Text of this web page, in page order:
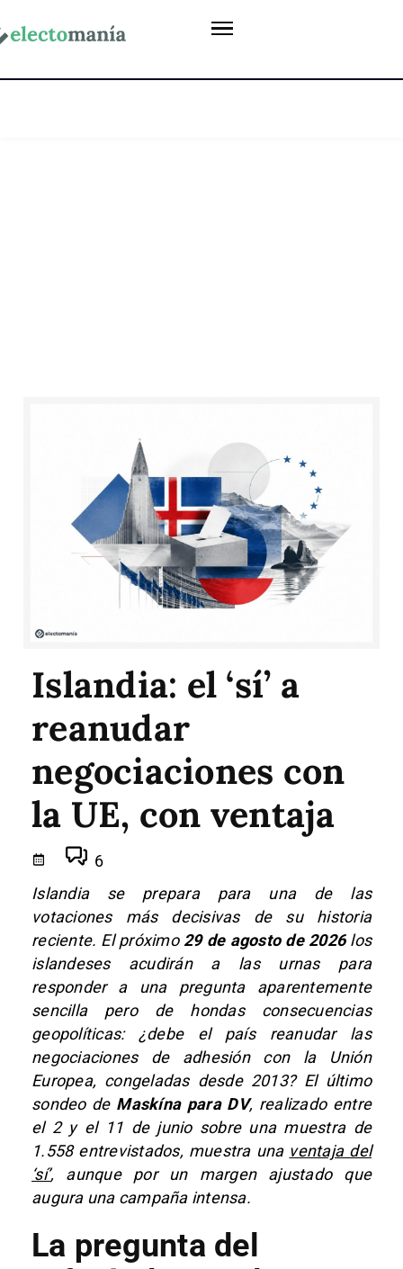
Islandia: el ‘sí’ a
reanudar
negociaciones con
la UE, con ventaja
6
Islandia se prepara para una de las
votaciones más decisivas de su historia
reciente. El próximo 29 de agosto de 2026los
islandeses acudirán a las urnas para
responder a una pregunta aparentemente
sencilla pero de hondas consecuencias
geopolíticas: ¿debe el país reanudar las
negociaciones de adhesión con la Unión
Europea, congeladas desde 2013? El último
sondeo de Maskína para DV, realizado entre
el 2 y el 11 de junio sobre una muestra de
1.558 entrevistados, muestra una ventaja del
‘sí’, aunque por un margen ajustado que
augura una campaña intensa.
La pregunta del